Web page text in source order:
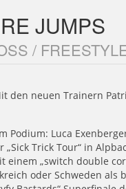
JUMPS
/
den neuen Trainern
Podium: Luca
Trick Tour“ in
einem „switch double
oder Schweden als